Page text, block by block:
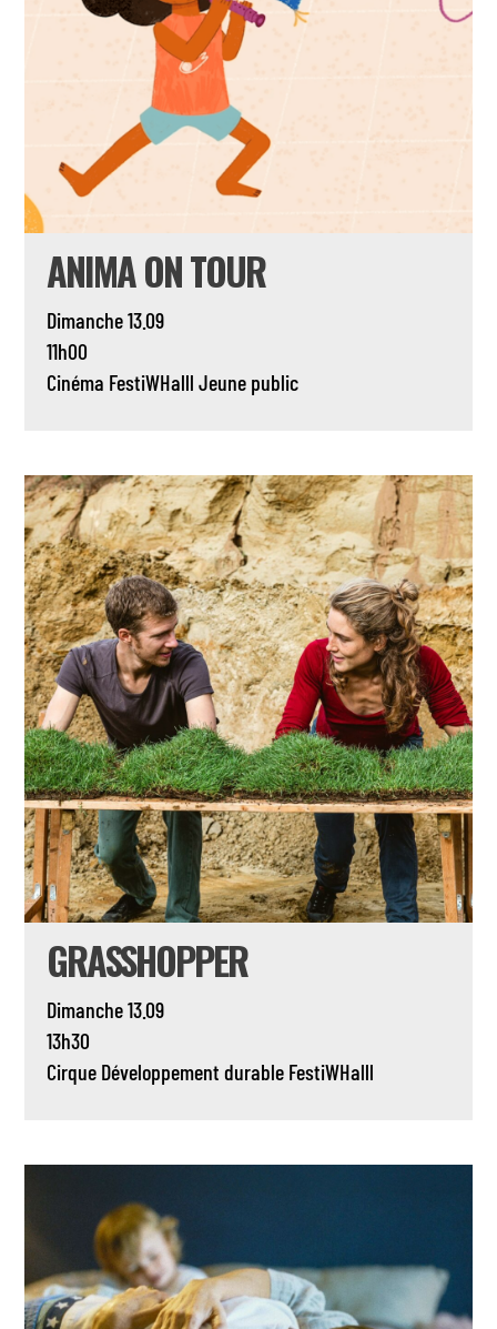
ANIMA ON TOUR
Dimanche 13.09
11h00
Cinéma FestiWHalll Jeune public
GRASSHOPPER
Dimanche 13.09
13h30
Cirque Développement durable FestiWHalll